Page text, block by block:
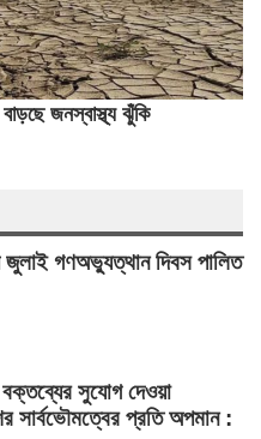
জনস্বাস্থ্য ঝুঁকি
জুলাই গণঅভ্যুত্থান দিবস পালিত
বক্তব্যের সুযোগ দেওয়া
সার্বভৌমত্বের প্রতি অপমান :